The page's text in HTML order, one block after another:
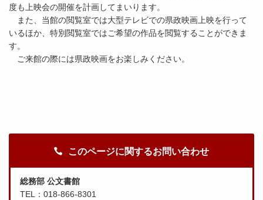
度も上映会の開催を計画してまいります。
また、当館の閲覧室では大型テレビでの県政映画上映を行って
いるほか、特別閲覧室ではご希望の作品を閲覧することができま
す。
ご来館の際には県政映画をお楽しみください。
このページに関するお問い合わせ
総務部 公文書館
TEL：018-866-8301